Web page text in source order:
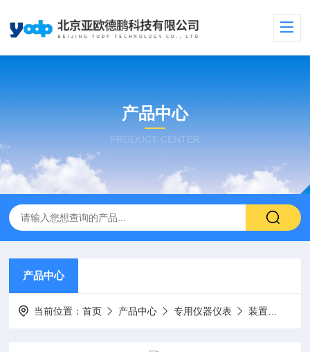
产品中心
PRODUCT CENTER
产品中心
当前位置：首页 产品中心 专用仪器仪表 装置